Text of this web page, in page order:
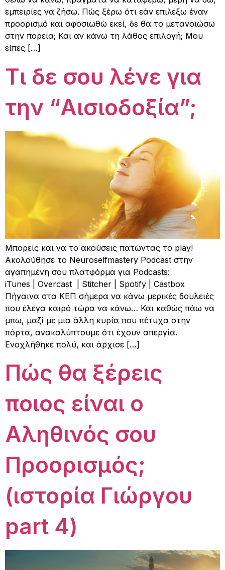
εμπειρίες να ζήσω. Πώς ξέρω ότι εάν επιλέξω έναν
προορισμό και αφοσιωθώ εκεί, δε θα το μετανοιώσω
στην πορεία; Και αν κάνω τη λάθος επιλογή; Μου
είπες […]
Τι δε σου λένε για
την “Αισιοδοξία”;
Μπορείς και να το ακούσεις πατώντας το play!
Ακολούθησε το Neuroselfmastery Podcast στην
αγαπημένη σου πλατφόρμα για Podcasts:
iTunes | Overcast | Stitcher | Spotify | Castbox
Πήγαινα στα ΚΕΠ σήμερα να κάνω μερικές δουλειές
που έλεγα καιρό τώρα να κάνω… Και καθώς πάω να
μπω, μαζί με μια άλλη κυρία που πέτυχα στην
πόρτα, ανακαλύπτουμε ότι έχουν απεργία.
Ενοχλήθηκε πολύ, και άρχισε […]
Πώς θα ξέρεις
ποιος είναι ο
Αληθινός σου
Προορισμός;
(ιστορία Γιώργου
part 4)